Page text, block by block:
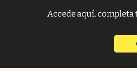
Accede aquí, completa